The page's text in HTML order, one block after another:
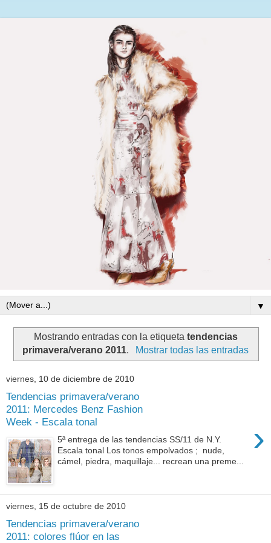
▼
Mostrando entradas con la etiqueta tendencias
primavera/verano 2011. Mostrar todas las entradas
viernes, 10 de diciembre de 2010
Tendencias primavera/verano
2011: Mercedes Benz Fashion
Week - Escala tonal
›
5ª entrega de las tendencias SS/11 de N.Y.
Escala tonal Los tonos empolvados ; nude,
cámel, piedra, maquillaje... recrean una preme...
viernes, 15 de octubre de 2010
Tendencias primavera/verano
2011: colores flúor en las